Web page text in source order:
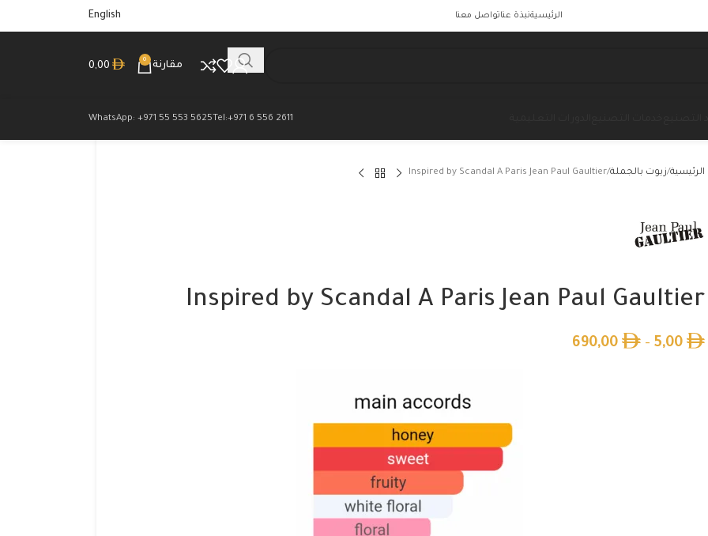
الرئيسيةنبذة عناتواصل معنا English
مقارنة
0
0,00
Tel:+971 6 556 2611
WhatsApp: +971 55 553 5625
الرئيسية زيوت بالجملة Inspired by Scandal A Paris Jean Paul Gaultier
Inspired by Scandal A Paris Jean Paul Gaultier
5,00
–
690,00